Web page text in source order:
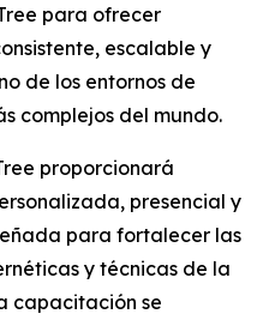
para ofrecer
escalable y
de los entornos de
complejos del mundo.
proporcionará
presencial y
para fortalecer las
y técnicas de la
capacitación se